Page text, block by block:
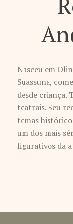
Nasceu em
Suassuna,
desde criança.
teatrais. Seu
temas
um dos mais
figurativos da